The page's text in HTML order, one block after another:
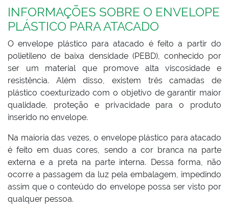
INFORMAÇÕES SOBRE O ENVELOPE
PLÁSTICO PARA ATACADO
O envelope plástico para atacado é feito a partir do
polietileno de baixa densidade (PEBD), conhecido por
ser um material que promove alta viscosidade e
resistência. Além disso, existem três camadas de
plástico coexturizado com o objetivo de garantir maior
qualidade, proteção e privacidade para o produto
inserido no envelope.
Na maioria das vezes, o envelope plástico para atacado
é feito em duas cores, sendo a cor branca na parte
externa e a preta na parte interna. Dessa forma, não
ocorre a passagem da luz pela embalagem, impedindo
assim que o conteúdo do envelope possa ser visto por
qualquer pessoa.